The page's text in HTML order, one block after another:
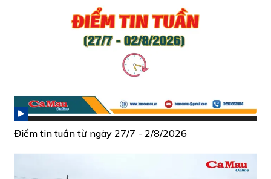
Điểm tin tuần từ ngày 27/7 - 2/8/2026